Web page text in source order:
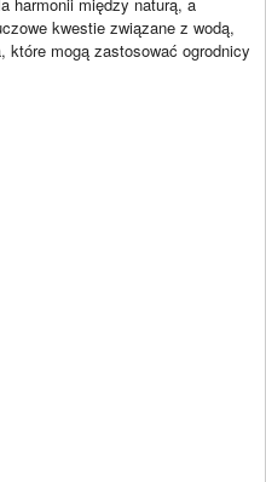
kwestie związane z wodą,
które mogą zastosować ogrodnicy